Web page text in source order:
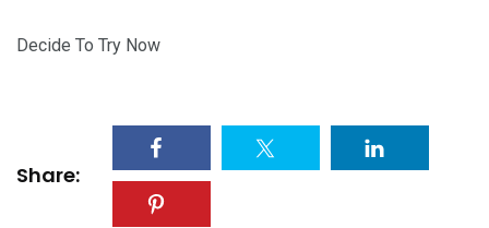
Decide To Try Now
Share: